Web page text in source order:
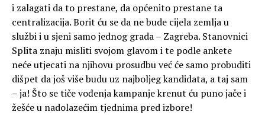
i zalagati da to prestane, da općenito prestane ta
centralizacija. Borit ću se da ne bude cijela zemlja u
službi i u sjeni samo jednog grada – Zagreba. Stanovnici
Splita znaju misliti svojom glavom i te podle ankete
neće utjecati na njihovu prosudbu već će samo probuditi
dišpet da još više budu uz najboljeg kandidata, a taj sam
– ja! Što se tiče vođenja kampanje krenut ću puno jače i
žešće u nadolazećim tjednima pred izbore!